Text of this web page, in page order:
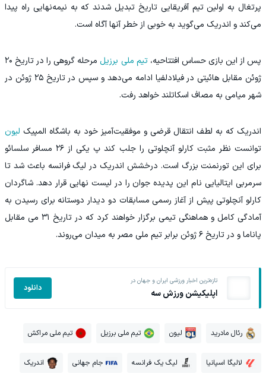
پرتغال به اولین تیم آفریقایی تاریخ تبدیل شدند که به نیمه‌نهایی راه پیدا
می‌کند و اندریک می‌گوید به خوبی از خطر آنها آگاه است.
پس از این بازی حساس افتتاحیه،تیم ملی برزیل
مرحله گروهی را در تاریخ ۲۰
ژوئن مقابل هائیتی در فیلادلفیا ادامه می‌دهد و سپس در تاریخ ۲۵ ژوئن در
شهر میامی به مصاف اسکاتلند خواهد رفت.
اندریک که به لطف انتقال قرضی و موفقیت‌آمیز خود به باشگاه المپیک لیون
توانست نظر مثبت کارلو آنچلوتی را جلب کند پ یکی از ۲۶ مسافر سلسائو
برای این تورنمنت بزرگ است. درخشش اندریک در لیگ فرانسه باعث شد تا
سرمربی ایتالیایی نام این پدیده جوان را در لیست نهایی قرار دهد. شاگردان
کارلو آنچلوتی پیش از آغاز رسمی مسابقات دو دیدار دوستانه برای رسیدن به
آمادگی کامل و هماهنگی تیمی برگزار خواهند کرد که در تاریخ ۳۱ می مقابل
پاناما و در تاریخ ۶ ژوئن برابر تیم ملی مصر به میدان می‌روند.
تازه‌ترین اخبار ورزشی ایران و جهان در
اپلیکیشن ورزش سه دانلود
رئال مادرید لیون تیم ملی برزیل تیم ملی مراکش
لالیگا اسپانیا لیگ یک فرانسه جام جهانی اندریک